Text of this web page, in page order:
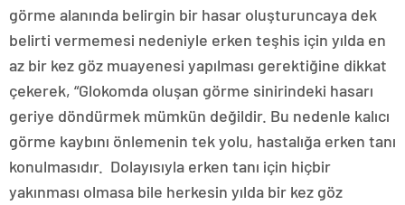
görme alanında belirgin bir hasar oluşturuncaya dek
belirti vermemesi nedeniyle erken teşhis için yılda en
az bir kez göz muayenesi yapılması gerektiğine dikkat
çekerek, “Glokomda oluşan görme sinirindeki hasarı
geriye döndürmek mümkün değildir. Bu nedenle kalıcı
görme kaybını önlemenin tek yolu, hastalığa erken tanı
konulmasıdır. Dolayısıyla erken tanı için hiçbir
yakınması olmasa bile herkesin yılda bir kez göz